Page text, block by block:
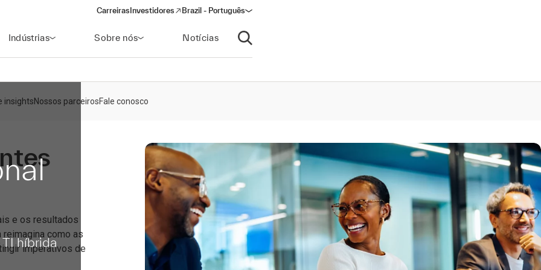
Carreiras Investidores
(opens in a new window)
Brazil - Português
Indústrias Sobre nós Notícias
Abrir pesquisa
híbrida
insightsNossos parceirosFale conosco
e os resultados
como as
imperativos de